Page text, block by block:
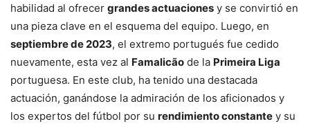
habilidad al ofrecer grandes actuaciones y se convirtió en
una pieza clave en el esquema del equipo. Luego, en
septiembre de 2023, el extremo portugués fue cedido
nuevamente, esta vez al Famalicão de la Primeira Liga
portuguesa. En este club, ha tenido una destacada
actuación, ganándose la admiración de los aficionados y
los expertos del fútbol por su rendimiento constante y su